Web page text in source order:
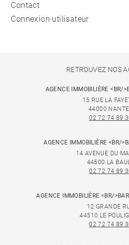
Contact
Connexion utilisateur
RETROUVEZ NOS
AGENCE IMMOBILIÈRE <BR/
15 RUE LA
44000
02 72 74 89
AGENCE IMMOBILIÈRE <BR/
14 AVENUE DU
44500 LA
02 72 74 89
AGENCE IMMOBILIÈRE <BR/
12 GRANDE
44510 LE
02 72 74 89